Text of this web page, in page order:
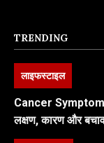
TRENDING
लाइफस्टाइल
Cancer
लक्षण, कारण और